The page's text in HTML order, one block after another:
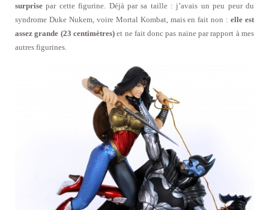
surprise par cette figurine. Déjà par sa taille : j’avais un peu peur du
syndrome Duke Nukem, voire Mortal Kombat, mais en fait non :elle est
assez grande (23 centimètres)et ne fait donc pas naine par rapport à mes
autres figurines.